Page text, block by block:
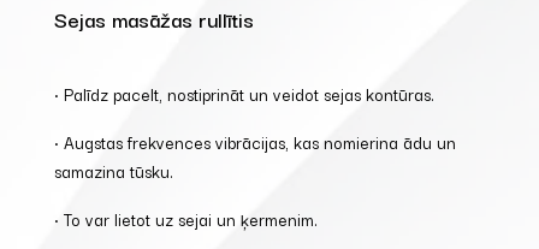
Sejas masāžas rullītis
• Palīdz pacelt, nostiprināt un veidot sejas kontūras.
• Augstas frekvences vibrācijas, kas nomierina ādu un
samazina tūsku.
• To var lietot uz sejai un ķermenim.